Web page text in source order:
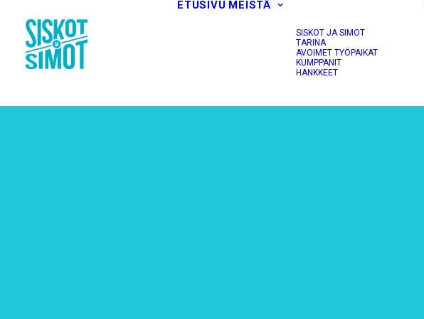
ETUSIVU MEISTÄ
SISKOT JA SIMOT
TARINA
AVOIMET TYÖPAIKAT
KUMPPANIT
HANKKEET